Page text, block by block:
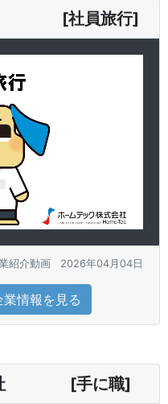
社 [社員旅行]
紹介動画 2026年04月04日
業情報を見る
会社 [手に職]